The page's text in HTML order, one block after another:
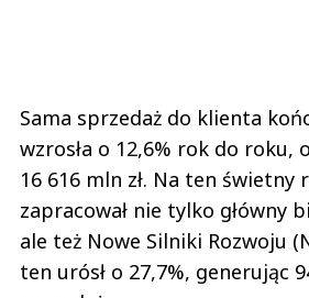
Sama sprzedaż do klienta
wzrosła o 12,6% rok do roku,
16 616 mln zł. Na ten świetny
zapracował nie tylko główny
ale też Nowe Silniki Rozwoju
ten urósł o 27,7%, generując